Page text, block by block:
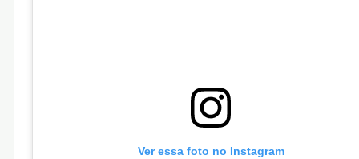
Ver essa foto no Instagram